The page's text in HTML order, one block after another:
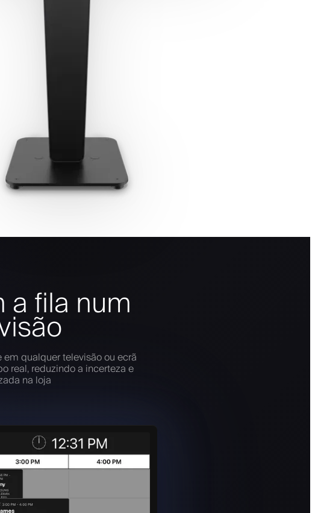
fila num
qualquer televisão ou ecrã
real, reduzindo a incerteza e
na loja